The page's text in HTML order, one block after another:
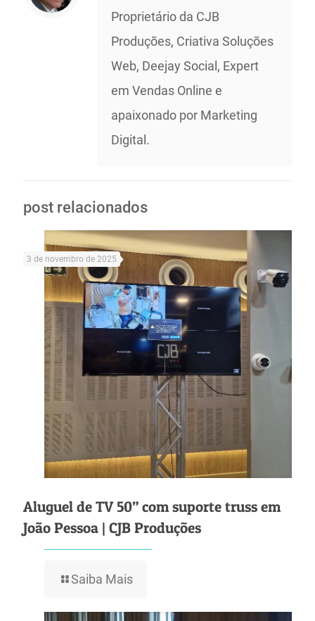
Proprietário da CJB
Produções, Criativa Soluções
Web, Deejay Social, Expert
em Vendas Online e
apaixonado por Marketing
Digital.
post relacionados
3 de novembro de 2025
Aluguel de TV 50” com suporte truss em
João Pessoa | CJB Produções
Saiba Mais